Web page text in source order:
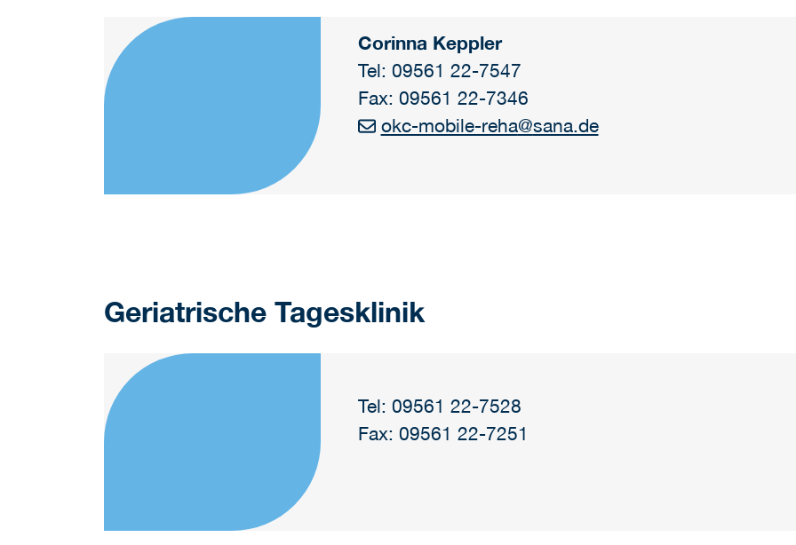
Corinna Keppler
Tel: 09561 22-7547
Fax: 09561 22-7346
okc-mobile-reha@sana.de
Geriatrische Tagesklinik
Tel: 09561 22-7528
Fax: 09561 22-7251